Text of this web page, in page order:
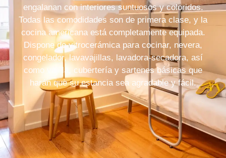
engalanan con interiores suntuosos y coloridos.
Todas las comodidades son de primera clase, y la
cocina americana está completamente equipada.
Dispone de vitrocerámica para cocinar, nevera,
congelador, lavavajillas, lavadora-secadora, así
como vajilla, cubertería y sartenes básicas que
harán que su estancia sea agradable y fácil.